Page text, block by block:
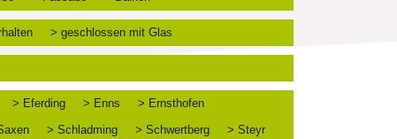
> geschlossen mit Glas
> Eferding > Enns
> Ernsthofen
> Schladming > Schwertberg
> Steyr